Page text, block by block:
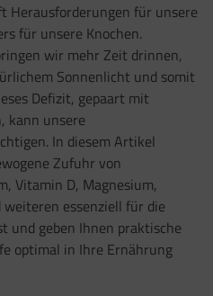
Herausforderungen für unsere
für unsere Knochen.
wir mehr Zeit drinnen,
Sonnenlicht und somit
Defizit, gepaart mit
kann unsere
In diesem Artikel
Zufuhr von
Vitamin D, Magnesium,
essenziell für die
und geben Ihnen praktische
optimal in Ihre Ernährung